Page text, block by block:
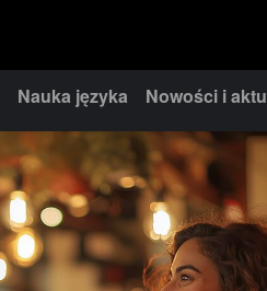
Nauka języka Nowości i